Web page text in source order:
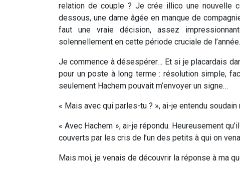
relation de couple ? Je crée illico une nouvelle
dessous, une dame âgée en manque de
faut une vraie décision, assez
solennellement en cette période cruciale de l’année.
Je commence à désespérer… Et si je placardais
pour un poste à long terme : résolution simple,
seulement Hachem pouvait m’envoyer un signe…
« Mais avec qui parles-tu ? », ai-je entendu soudain
« Avec Hachem », ai-je répondu. Heureusement
couverts par les cris de l’un des petits à qui on
Mais moi, je venais de découvrir la réponse à ma